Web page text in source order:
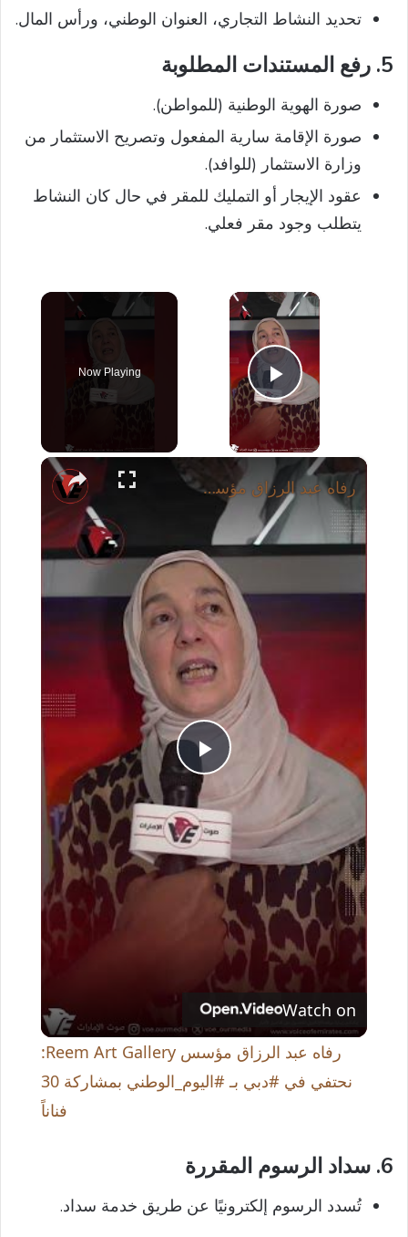
تحديد النشاط التجاري، العنوان الوطني، ورأس المال.
5. رفع المستندات المطلوبة
صورة الهوية الوطنية (للمواطن).
صورة الإقامة سارية المفعول وتصريح الاستثمار من
وزارة الاستثمار (للوافد).
عقود الإيجار أو التمليك للمقر في حال كان النشاط
يتطلب وجود مقر فعلي.
×
Play Video
Now Playing
×
P
l
a
V
i
d
e
o
رفاه عبد الرزاق مؤسس Reem Art Gallery: نحتفي في #دبي بـ #اليوم_الوطني بمشاركة 30 فناناً
Watch on
رفاه عبد الرزاق مؤسس Reem Art Gallery:
نحتفي في #دبي بـ #اليوم_الوطني بمشاركة 30
فناناً
6. سداد الرسوم المقررة
تُسدد الرسوم إلكترونيًا عن طريق خدمة سداد.